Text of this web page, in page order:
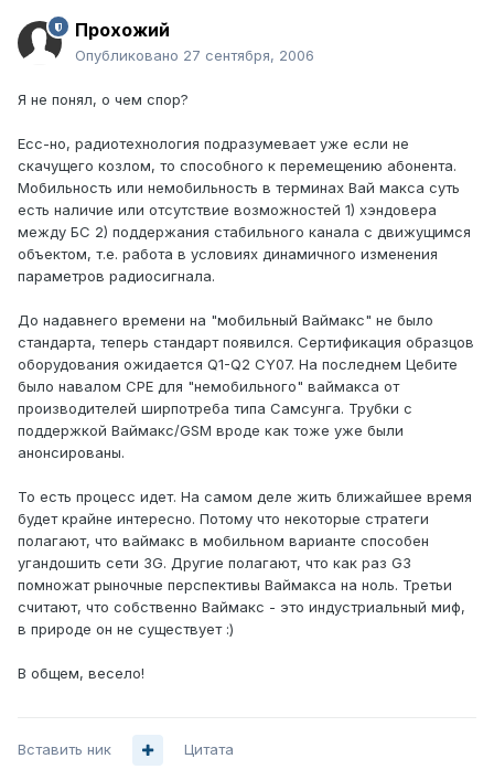
Прохожий
Опубликовано 27 сентября, 2006
Я не понял, о чем спор?
Есс-но, радиотехнология подразумевает уже если не
скачущего козлом, то способного к перемещению абонента.
Мобильность или немобильность в терминах Вай макса суть
есть наличие или отсутствие возможностей 1) хэндовера
между БС 2) поддержания стабильного канала с движущимся
объектом, т.е. работа в условиях динамичного изменения
параметров радиосигнала.
До надавнего времени на "мобильный Ваймакс" не было
стандарта, теперь стандарт появился. Сертификация образцов
оборудования ожидается Q1-Q2 CY07. На последнем Цебите
было навалом CPE для "немобильного" ваймакса от
производителей ширпотреба типа Самсунга. Трубки с
поддержкой Ваймакс/GSM вроде как тоже уже были
анонсированы.
То есть процесс идет. На самом деле жить ближайшее время
будет крайне интересно. Потому что некоторые стратеги
полагают, что ваймакс в мобильном варианте способен
угандошить сети 3G. Другие полагают, что как раз G3
помножат рыночные перспективы Ваймакса на ноль. Третьи
считают, что собственно Ваймакс - это индустриальный миф,
в природе он не существует :)
В общем, весело!
Вставить ник Цитата